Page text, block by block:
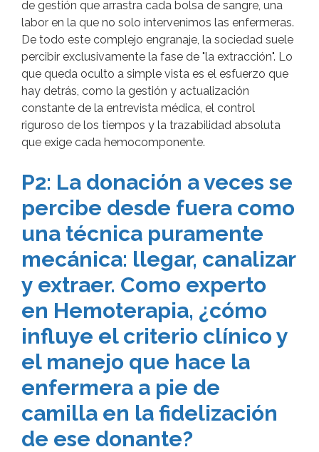
de gestión que arrastra cada bolsa de sangre, una
labor en la que no solo intervenimos las enfermeras.
De todo este complejo engranaje, la sociedad suele
percibir exclusivamente la fase de "la extracción". Lo
que queda oculto a simple vista es el esfuerzo que
hay detrás, como la gestión y actualización
constante de la entrevista médica, el control
riguroso de los tiempos y la trazabilidad absoluta
que exige cada hemocomponente.
P2: La donación a veces se
percibe desde fuera como
una técnica puramente
mecánica: llegar, canalizar
y extraer. Como experto
en Hemoterapia, ¿cómo
influye el criterio clínico y
el manejo que hace la
enfermera a pie de
camilla en la fidelización
de ese donante?